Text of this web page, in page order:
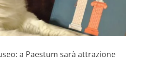
a Paestum sarà attrazione